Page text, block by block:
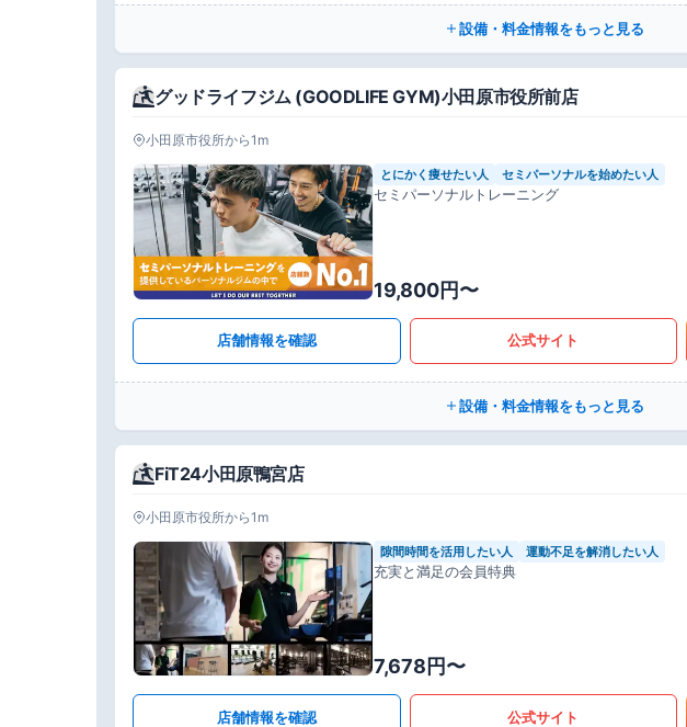
設備・料金情報をもっと見る
グッドライフジム (GOODLIFE GYM)小田原市役所前店
小田原市役所から1m
とにかく痩せたい人 セミパーソナルを始めたい人
セミパーソナルトレーニング
19,800円〜
店舗情報を確認 公式サイト
設備・料金情報をもっと見る
FiT24小田原鴨宮店
小田原市役所から1m
隙間時間を活用したい人 運動不足を解消したい人
充実と満足の会員特典
7,678円〜
店舗情報を確認 公式サイト